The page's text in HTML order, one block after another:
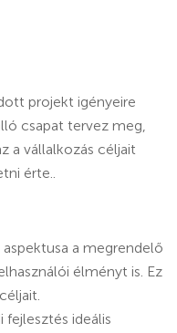
projekt igényeire
csapat tervez meg,
a vállalkozás céljait
érte..
a megrendelő
élményt is. Ez
fejlesztés ideális